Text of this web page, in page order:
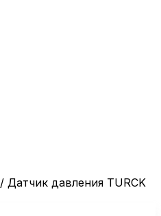
/ Датчик давления TURCK